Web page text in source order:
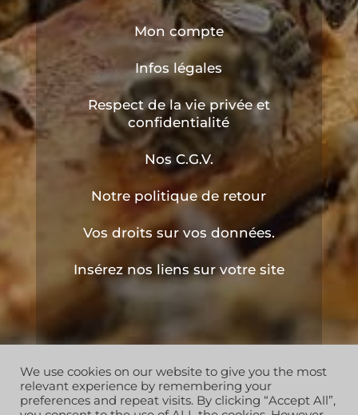
Mon compte
Infos légales
Respect de la vie privée et
confidentialité
Nos C.G.V.
Notre politique de retour
Vos droits sur vos données.
Insérez nos liens sur votre site
Copyright © 2019 les ruchers de l'apiculteur . Tous
droits réservés
We use cookies on our website to give you the most
relevant experience by remembering your
preferences and repeat visits. By clicking “Accept All”,